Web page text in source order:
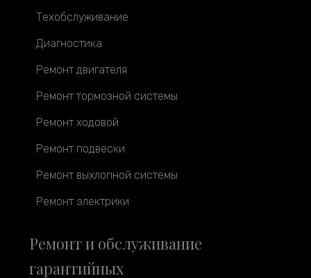
Техобслуживание
Диагностика
Ремонт двигателя
Ремонт тормозной системы
Ремонт ходовой
Ремонт подвески
Ремонт выхлопной системы
Ремонт электрики
Ремонт и обслуживание
гарантийных